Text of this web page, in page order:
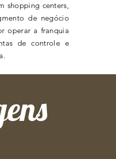
shopping centers,
de negócio
operar a franquia
de controle e